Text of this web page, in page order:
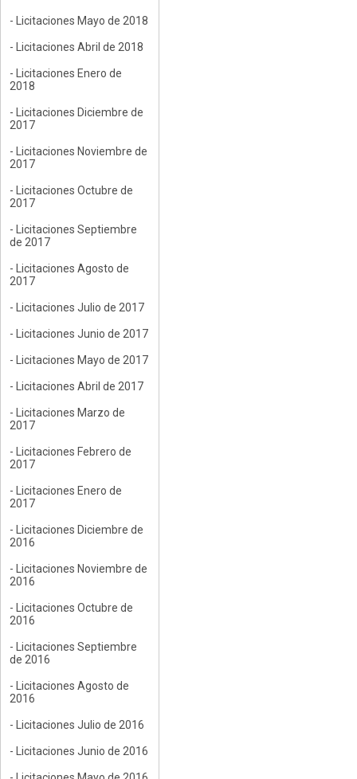
- Licitaciones Mayo de 2018
- Licitaciones Abril de 2018
- Licitaciones Enero de
2018
- Licitaciones Diciembre de
2017
- Licitaciones Noviembre de
2017
- Licitaciones Octubre de
2017
- Licitaciones Septiembre
de 2017
- Licitaciones Agosto de
2017
- Licitaciones Julio de 2017
- Licitaciones Junio de 2017
- Licitaciones Mayo de 2017
- Licitaciones Abril de 2017
- Licitaciones Marzo de
2017
- Licitaciones Febrero de
2017
- Licitaciones Enero de
2017
- Licitaciones Diciembre de
2016
- Licitaciones Noviembre de
2016
- Licitaciones Octubre de
2016
- Licitaciones Septiembre
de 2016
- Licitaciones Agosto de
2016
- Licitaciones Julio de 2016
- Licitaciones Junio de 2016